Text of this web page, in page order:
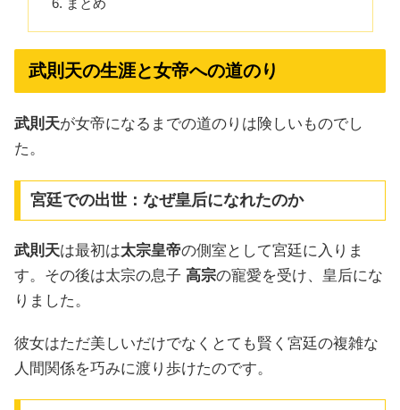
武則天の生涯と女帝への道のり
武則天が女帝になるまでの道のりは険しいものでし
た。
宮廷での出世：なぜ皇后になれたのか
武則天は最初は太宗皇帝の側室として宮廷に入りま
す。その後は太宗の息子 高宗の寵愛を受け、皇后にな
りました。
彼女はただ美しいだけでなくとても賢く宮廷の複雑な
人間関係を巧みに渡り歩けたのです。